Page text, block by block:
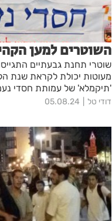
השוטרים למען
שוטרי תחנת גבעתיים
מעוטות יכולת לקראת שנת
'תיקמלא' של עמותת חסדי
דודי טל 05.08.24